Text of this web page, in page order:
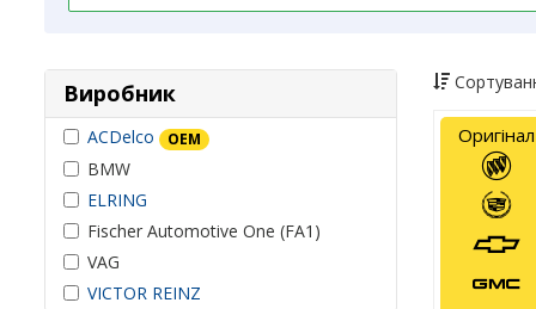
Виробник
ACDelco OEM
BMW
ELRING
Fischer Automotive One (FA1)
VAG
VICTOR REINZ
Оригінал